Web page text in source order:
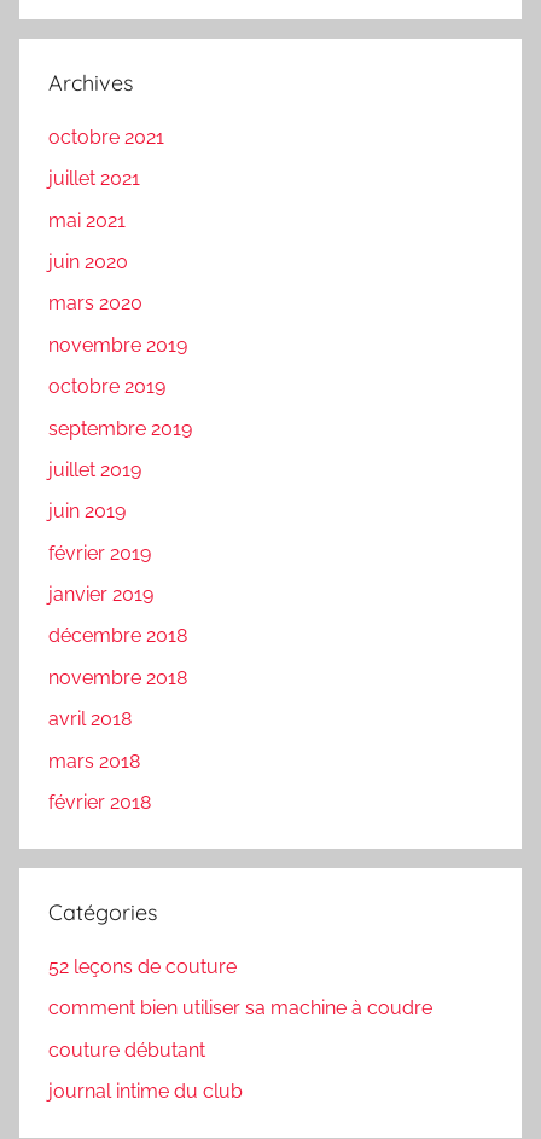
Archives
octobre 2021
juillet 2021
mai 2021
juin 2020
mars 2020
novembre 2019
octobre 2019
septembre 2019
juillet 2019
juin 2019
février 2019
janvier 2019
décembre 2018
novembre 2018
avril 2018
mars 2018
février 2018
Catégories
52 leçons de couture
comment bien utiliser sa machine à coudre
couture débutant
journal intime du club